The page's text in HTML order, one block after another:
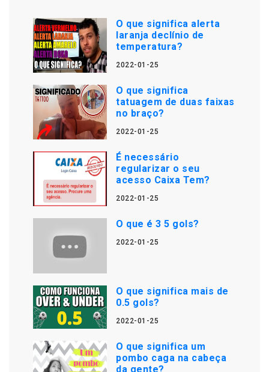
O que significa alerta
laranja declínio de
temperatura?
2022-01-25
O que significa
tatuagem de duas faixas
no braço?
2022-01-25
É necessário
regularizar o seu
acesso Caixa Tem?
2022-01-25
O que é 3 5 gols?
2022-01-25
O que significa mais de
0.5 gols?
2022-01-25
O que significa um
pombo caga na cabeça
da gente?